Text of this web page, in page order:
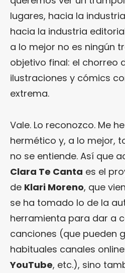
lugares, hacia la
hacia la industria
a lo mejor no es ningún
objetivo final: el chorreo
ilustraciones y cómics
extrema.
Vale. Lo reconozco. Me
hermético y, a lo mejor,
no se entiende. Así que
Clara Te Canta es el
de Klari Moreno, que
se ha tomado lo de la
herramienta para dar a
canciones (que pueden
habituales canales
YouTube, etc.), sino